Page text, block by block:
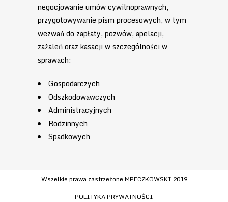
negocjowanie umów cywilnoprawnych,
przygotowywanie pism procesowych, w tym
wezwań do zapłaty, pozwów, apelacji,
zażaleń oraz kasacji w szczególności w
sprawach:
Gospodarczych
Odszkodowawczych
Administracyjnych
Rodzinnych
Spadkowych
Wszelkie prawa zastrzeżone MPECZKOWSKI 2019
POLITYKA PRYWATNOŚCI